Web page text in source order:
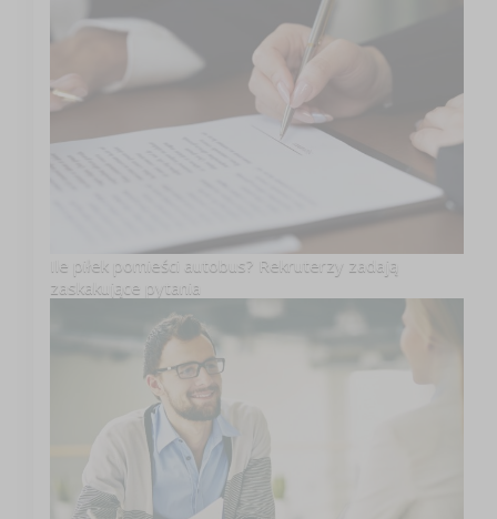
Ile piłek pomieści autobus? Rekruterzy zadają
zaskakujące pytania